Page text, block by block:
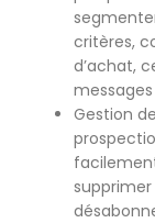
critères,
d’achat,
Gestion